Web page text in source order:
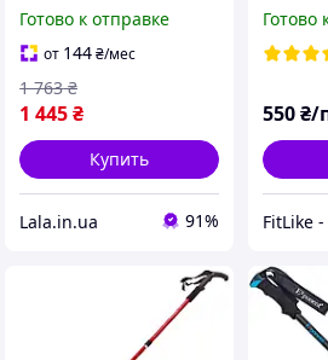
inSPORTline 23356,
Lala.in.ua
Готово к отправке
от 144₴/мес
1 445₴
1 763 ₴
Купить
Lala.in.ua 91%
Shock
палки
Готово
550₴/